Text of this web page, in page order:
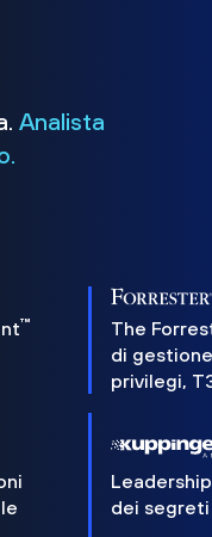
Analista
™
The
di
privilegi,
dei segreti